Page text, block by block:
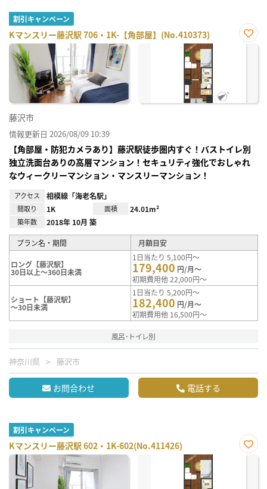
割引キャンペーン
Kマンスリー藤沢駅 706・1K-【角部屋】(No.410373)
お気
藤沢市
情報更新日 2026/08/09 10:39
【角部屋・防犯カメラあり】藤沢駅徒歩圏内すぐ！バストイレ別
独立洗面台ありの高層マンション！セキュリティ強化でおしゃれ
なウィークリーマンション・マンスリーマンション！
アクセス 相模線「海老名駅」
間取り 1K 面積 24.01m²
築年数 2018年 10月 築
プラン名・期間 月額目安
ロング【藤沢駅】
30日以上～360日未満
1日当たり 5,100円～
179,400 円/月～
初期費用他 22,000円～
ショート【藤沢駅】
～30日未満
1日当たり 5,200円～
182,400 円/月～
初期費用他 16,500円～
風呂･トイレ別
神奈川県 藤沢市
お問合わせ 電話する
割引キャンペーン
Kマンスリー藤沢駅 602・1K-602(No.411426)
お気